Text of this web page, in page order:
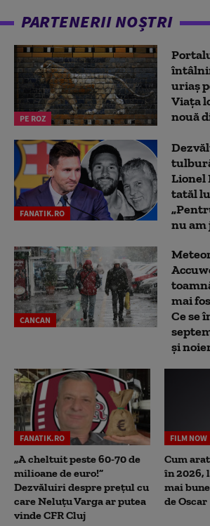
PARTENERII NOȘTRI
PE ROZ
uriaș
Viața
nouă
FANATIK.RO
Lionel
tatăl
nu am
CANCAN
mai
Ce se
și
FANATIK.RO
„A cheltuit peste 60-70 de
milioane de euro!”
Dezvăluiri despre prețul cu
care Neluțu Varga ar putea
vinde CFR Cluj
FILM NOW
Cum
în 2026,
mai
de Oscar